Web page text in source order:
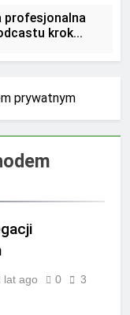
profesjonalna
krok
stoją przed
w
–
dzięki
zakładaniu
prywatnym
lat ago 0
3